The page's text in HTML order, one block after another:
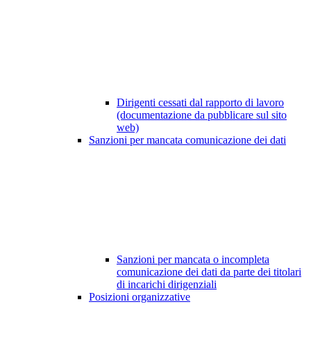
Dirigenti cessati dal rapporto di lavoro
(documentazione da pubblicare sul sito
web)
Sanzioni per mancata comunicazione dei dati
Sanzioni per mancata o incompleta
comunicazione dei dati da parte dei titolari
di incarichi dirigenziali
Posizioni organizzative